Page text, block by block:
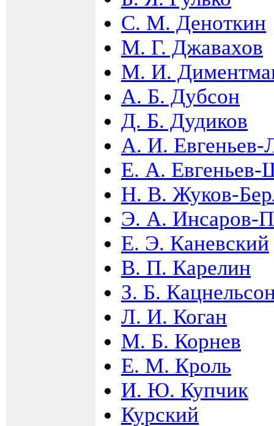
С. М. Деноткин
М. Г. Джавахов
М. И.
А. Б. Дубсон
Д. Б. Дудиков
А. И. Евгеньев-
Е. А. Евгеньев-
Н. В. Жуков-
Э. А. Инсаров-
Е. Э. Каневский
В. П. Карелин
З. Б.
Л. И. Коган
М. Б. Корнев
Е. М. Кроль
И. Ю. Купчик
Курский